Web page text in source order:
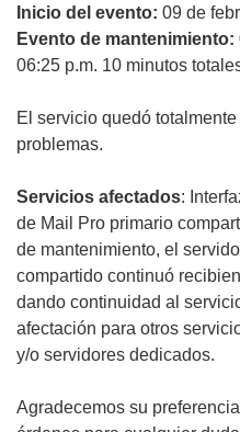
Inicio del evento: 09 de
Evento de mantenimiento:
06:25 p.m. 10 minutos
El servicio quedó
problemas.
Servicios afectados:
de Mail Pro primario
de mantenimiento, el
compartido continuó
dando continuidad al
afectación para otros
y/o servidores dedicados.
Agradecemos su